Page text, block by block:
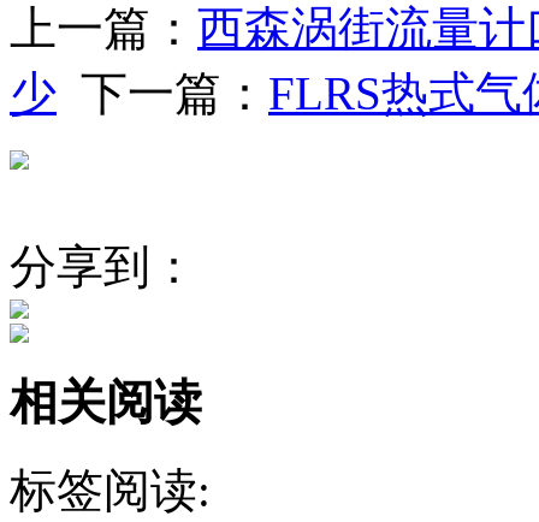
上一篇： 西森涡街流量
少 下一篇： FLRS热式
分享到：
相关阅读
标签阅读: